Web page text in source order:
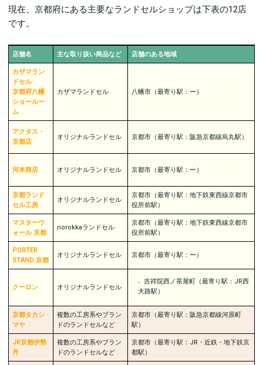
現在、京都府にある主要なランドセルショップは下表の12店
です。
店舗名 主な取り扱い商品など 店舗のある地域
カザマラン
ドセル
京都府八幡
ショールー
ム
カザマランドセル 八幡市（最寄り駅：ー）
アクタス・
京都店
オリジナルランドセル 京都市（最寄り駅：阪急京都線烏丸駅）
河本商店 オリジナルランドセル 京都市（最寄り駅：ー）
京都ランド
セル工房
オリジナルランドセル
京都市（最寄り駅：地下鉄東西線京都市
役所前駅）
マスターウ
ォール 京都
norokkaランドセル
京都市（最寄り駅：地下鉄東西線京都市
役所前駅）
PORTER
STAND 京都
オリジナルランドセル 京都市（最寄り駅：ー）
クーロン オリジナルランドセル
吉祥院西ノ茶屋町（最寄り駅：JR西
大路駅）
京都タカシ
マヤ
複数の工房系やブラン
ドのランドセルなど
京都市（最寄り駅：阪急京都線河原町
駅）
JR京都伊勢
丹
複数の工房系やブラン
ドのランドセルなど
京都市（最寄り駅：JR・近鉄・地下鉄京
都駅）